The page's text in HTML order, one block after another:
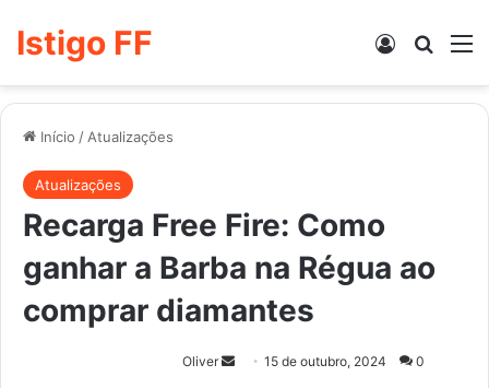
Istigo FF Entrar
Início / Atualizações
Atualizações
Recarga Free Fire: Como
ganhar a Barba na Régua ao
comprar diamantes
Oliver
Mande15 de outubro, 2024 0